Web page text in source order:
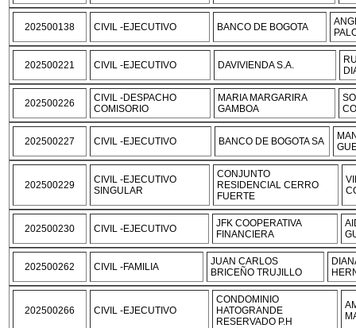
202500138 CIVIL -EJECUTIVO BANCO DE BOGOTA
202500221 CIVIL -EJECUTIVO DAVIVIENDA S.A.
202500226
CIVIL -DESPACHO
COMISORIO
MARIA MARGARIRA
GAMBOA
202500227 CIVIL -EJECUTIVO BANCO DE BOGOTA SA
202500229
CIVIL -EJECUTIVO
SINGULAR
CONJUNTO
RESIDENCIAL CERRO
FUERTE
202500230 CIVIL -EJECUTIVO
JFK COOPERATIVA
FINANCIERA
202500262 CIVIL -FAMILIA
JUAN CARLOS
BRICEÑO TRUJILLO
202500266 CIVIL -EJECUTIVO
CONDOMINIO
HATOGRANDE
RESERVADO P.H